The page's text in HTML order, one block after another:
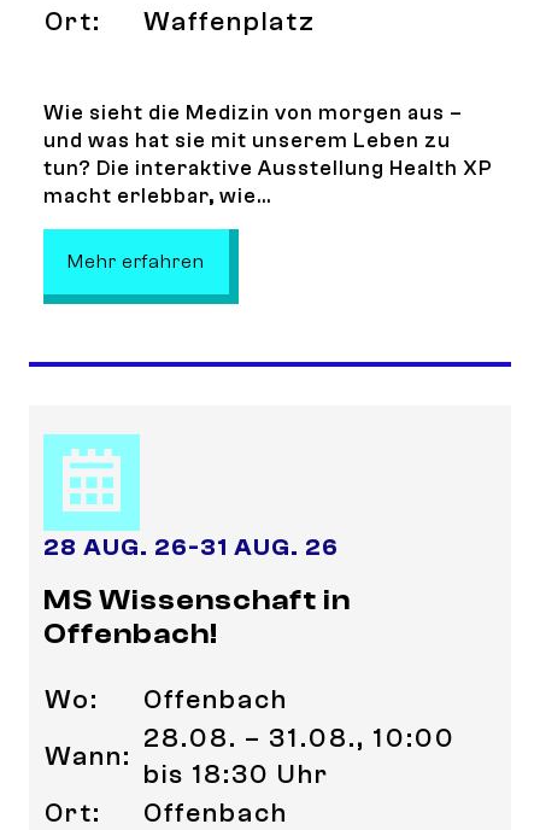
Ort:
Waffenplatz
Wie sieht die Medizin von morgen aus –
und was hat sie mit unserem Leben zu
tun? Die interaktive Ausstellung Health XP
macht erlebbar, wie...
Mehr erfahren
28 AUG. 26-31 AUG. 26
MS Wissenschaft in
Offenbach!
Wo:
Offenbach
Wann:
28.08. – 31.08., 10:00
bis 18:30 Uhr
Ort:
Offenbach